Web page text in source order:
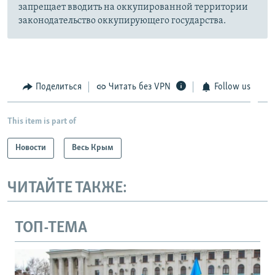
запрещает вводить на оккупированной территории
законодательство оккупирующего государства.
Поделиться Читать без VPN Follow us
This item is part of
Новости Весь Крым
ЧИТАЙТЕ ТАКЖЕ:
ТОП-ТЕМА